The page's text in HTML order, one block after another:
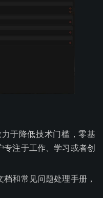
于降低技术门槛，零基
专注于工作、学习或者创
和常见问题处理手册，